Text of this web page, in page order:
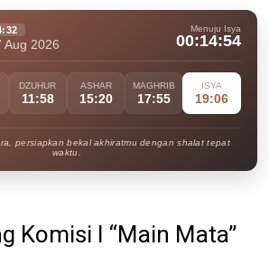
Aug 2026
Menuju Isya
00:14:52
DZUHUR
11:58
ASHAR
15:20
MAGHRIB
17:55
ISYA
19:06
persiapkan bekal akhiratmu dengan shalat tepat
waktu.
Komisi I “Main Mata”